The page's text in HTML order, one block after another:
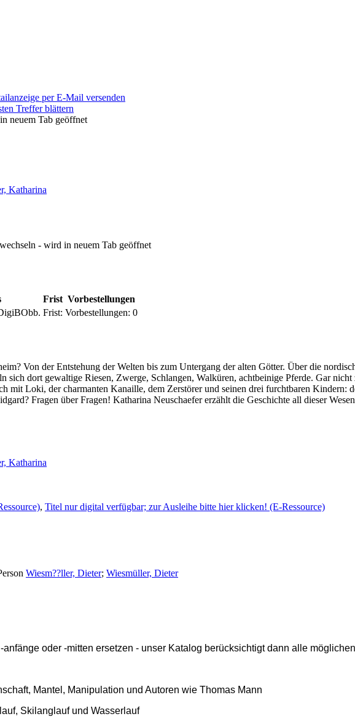
per E-Mail versenden
Treffer blättern
neuem Tab geöffnet
Katharina
- wird in neuem Tab geöffnet
Frist Vorbestellungen
Frist: Vorbestellungen: 0
Von der Entstehung der Welten bis zum Untergang der alten Götter. Über die
sich dort gewaltige Riesen, Zwerge, Schlangen, Walküren, achtbeinige Pferde. Gar
mit Loki, der charmanten Kanaille, dem Zerstörer und seinen drei furchtbaren Kindern:
Fragen über Fragen! Katharina Neuschaefer erzählt die Geschichte all dieser
Katharina
, Titel nur digital verfügbar; zur Ausleihe bitte hier klicken! (E-Ressource)
Wiesm??ller, Dieter; Wiesmüller, Dieter
oder -mitten ersetzen - unser Katalog berücksichtigt dann alle
Mantel, Manipulation und Autoren wie Thomas Mann
Skilanglauf und Wasserlauf